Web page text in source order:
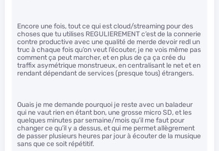
Encore une fois, tout ce qui est cloud/streaming pour des
choses que tu utilises REGULIEREMENT c’est de la connerie
contre productive avec une qualité de merde devoir redl un
truc à chaque fois qu’on veut l’écouter, je ne vois même pas
comment ça peut marcher, et en plus de ça ça crée du
traffix asymétrique monstrueux, en centralisant le net et en
rendant dépendant de services (presque tous) étrangers.
Ouais je me demande pourquoi je reste avec un baladeur
qui ne vaut rien en étant bon, une grosse micro SD, et les
quelques minutes par semaine/mois qu’il me faut pour
changer ce qu’il y a dessus, et qui me permet allègrement
de passer plusieurs heures par jour à écouter de la musique
sans que ce soit répétitif.